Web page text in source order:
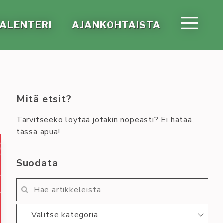
AJAN­KOH­TAIS­TA
Mitä etsit?
Tarvitseeko löytää jotakin nopeasti? Ei hätää,
tässä apua!
Suodata
Valitse kategoria